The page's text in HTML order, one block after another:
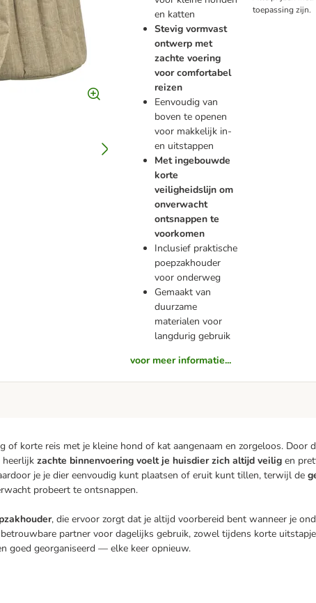
en katten
Stevig vormvast
ontwerp met
zachte voering
voor comfortabel
reizen
Eenvoudig van
boven te openen
voor makkelijk in-
en uitstappen
Met ingebouwde
korte
veiligheidslijn om
onverwacht
ontsnappen te
voorkomen
Inclusief praktische
poepzakhouder
voor onderweg
Gemaakt van
duurzame
materialen voor
langdurig gebruik
voor meer informatie...
toepassing zijn.
of korte reis met je kleine hond of kat aangenaam en zorgeloos. Door
heerlijk zachte binnenvoering voelt je huisdier zich altijd veilig en
je je dier eenvoudig kunt plaatsen of eruit kunt tillen, terwijl de
probeert te ontsnappen.
, die ervoor zorgt dat je altijd voorbereid bent wanneer je
partner voor dagelijks gebruik, zowel tijdens korte
goed georganiseerd — elke keer opnieuw.